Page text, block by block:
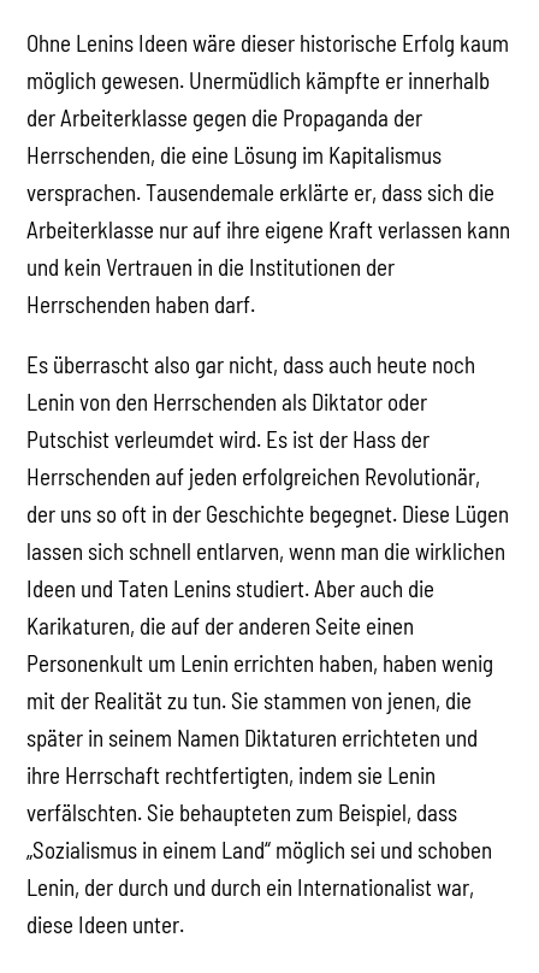
Ohne Lenins Ideen wäre dieser historische Erfolg kaum
möglich gewesen. Unermüdlich kämpfte er innerhalb
der Arbeiterklasse gegen die Propaganda der
Herrschenden, die eine Lösung im Kapitalismus
versprachen. Tausendemale erklärte er, dass sich die
Arbeiterklasse nur auf ihre eigene Kraft verlassen kann
und kein Vertrauen in die Institutionen der
Herrschenden haben darf.
Es überrascht also gar nicht, dass auch heute noch
Lenin von den Herrschenden als Diktator oder
Putschist verleumdet wird. Es ist der Hass der
Herrschenden auf jeden erfolgreichen Revolutionär,
der uns so oft in der Geschichte begegnet. Diese Lügen
lassen sich schnell entlarven, wenn man die wirklichen
Ideen und Taten Lenins studiert. Aber auch die
Karikaturen, die auf der anderen Seite einen
Personenkult um Lenin errichten haben, haben wenig
mit der Realität zu tun. Sie stammen von jenen, die
später in seinem Namen Diktaturen errichteten und
ihre Herrschaft rechtfertigten, indem sie Lenin
verfälschten. Sie behaupteten zum Beispiel, dass
„Sozialismus in einem Land“ möglich sei und schoben
Lenin, der durch und durch ein Internationalist war,
diese Ideen unter.